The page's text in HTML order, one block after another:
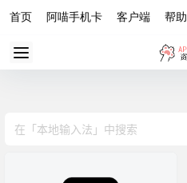
首页 阿喵手机卡 客户端 帮助